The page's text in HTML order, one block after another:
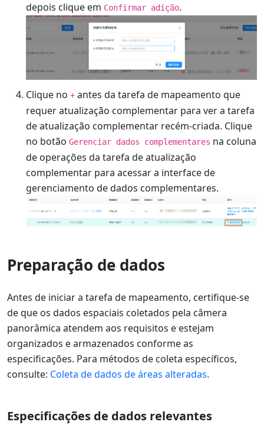
depois clique em Confirmar adição.
Clique no + antes da tarefa de mapeamento que
requer atualização complementar para ver a tarefa
de atualização complementar recém-criada. Clique
no botão Gerenciar dados complementares na coluna
de operações da tarefa de atualização
complementar para acessar a interface de
gerenciamento de dados complementares.
Preparação de dados
Antes de iniciar a tarefa de mapeamento, certifique-se
de que os dados espaciais coletados pela câmera
panorâmica atendem aos requisitos e estejam
organizados e armazenados conforme as
especificações. Para métodos de coleta específicos,
consulte: Coleta de dados de áreas alteradas.
Especificações de dados relevantes